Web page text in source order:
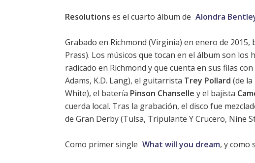
Resolutions es el cuarto álbum de Alondra
Grabado en Richmond (Virginia) en enero de 2015,
Prass). Los músicos que tocan en el álbum son
radicado en Richmond y que cuenta en sus filas
Adams, K.D. Lang), el guitarrista Trey Pollard (de
White), el batería Pinson Chanselle y el bajista
cuerda local. Tras la grabación, el disco fue
de Gran Derby (Tulsa, Tripulante Y Crucero, Nine
Como primer single What will you dream, y como